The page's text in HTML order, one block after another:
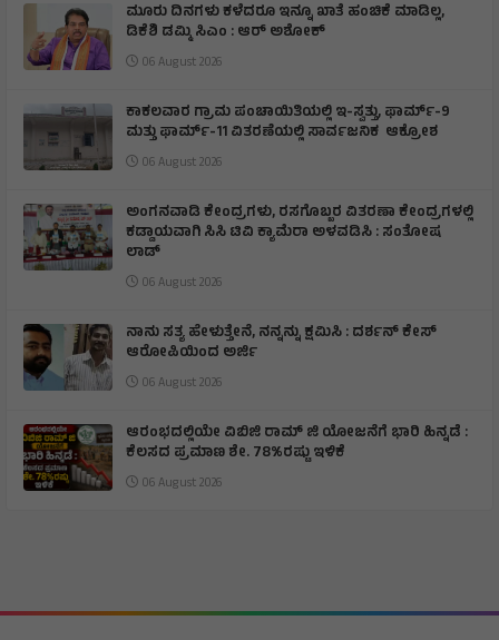
ಮೂರು ದಿನಗಳು ಕಳೆದರೂ ಇನ್ನೂ ಖಾತೆ ಹಂಚಿಕೆ ಮಾಡಿಲ್ಲ,
ಡಿಕೆಶಿ ಡಮ್ಮಿ ಸಿಎಂ : ಆರ್ ಅಶೋಕ್
06 August 2026
ಕಾಕಲವಾರ ಗ್ರಾಮ ಪಂಚಾಯಿತಿಯಲ್ಲಿ ಇ-ಸ್ವತ್ತು, ಫಾರ್ಮ್-9
ಮತ್ತು ಫಾರ್ಮ್-11 ವಿತರಣೆಯಲ್ಲಿ ಸಾರ್ವಜನಿಕ ಆಕ್ರೋಶ
06 August 2026
ಅಂಗನವಾಡಿ ಕೇಂದ್ರಗಳು, ರಸಗೊಬ್ಬರ ವಿತರಣಾ ಕೇಂದ್ರಗಳಲ್ಲಿ
ಕಡ್ಡಾಯವಾಗಿ ಸಿಸಿ ಟಿವಿ ಕ್ಯಾಮೆರಾ ಅಳವಡಿಸಿ : ಸಂತೋಷ
ಲಾಡ್
06 August 2026
ನಾನು ಸತ್ಯ ಹೇಳುತ್ತೇನೆ, ನನ್ನನ್ನು ಕ್ಷಮಿಸಿ : ದರ್ಶನ್ ಕೇಸ್
ಆರೋಪಿಯಿಂದ ಅರ್ಜಿ
06 August 2026
ಆರಂಭದಲ್ಲಿಯೇ ವಿಬಿಜಿ ರಾಮ್ ಜಿ ಯೋಜನೆಗೆ ಭಾರಿ ಹಿನ್ನಡೆ :
ಕೆಲಸದ ಪ್ರಮಾಣ ಶೇ. 78%ರಷ್ಟು ಇಳಿಕೆ
06 August 2026